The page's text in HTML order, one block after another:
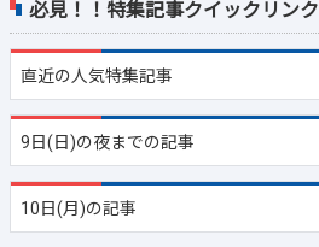
必見！！特集記事クイックリンク
直近の人気特集記事
9日(日)の夜までの記事
10日(月)の記事